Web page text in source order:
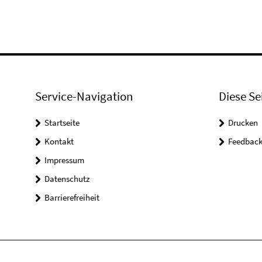
Service-Navigation
Startseite
Kontakt
Impressum
Datenschutz
Barrierefreiheit
Diese
Drucken
Feedback